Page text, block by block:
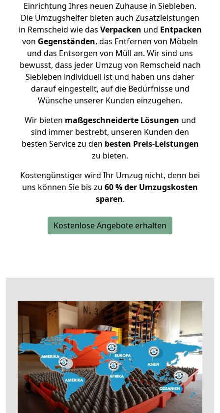
Einrichtung Ihres neuen Zuhause in Siebleben.
Die Umzugshelfer bieten auch Zusatzleistungen
in Remscheid wie das Verpacken und Entpacken
von Gegenständen, das Entfernen von Möbeln
und das Entsorgen von Müll an. Wir sind uns
bewusst, dass jeder Umzug von Remscheid nach
Siebleben individuell ist und haben uns daher
darauf eingestellt, auf die Bedürfnisse und
Wünsche unserer Kunden einzugehen.
Wir bieten maßgeschneiderte Lösungen und
sind immer bestrebt, unseren Kunden den
besten Service zu den besten Preis-Leistungen
zu bieten.
Kostengünstiger wird Ihr Umzug nicht, denn bei
uns können Sie bis zu 60 % der Umzugskosten
sparen.
Kostenlose Angebote erhalten